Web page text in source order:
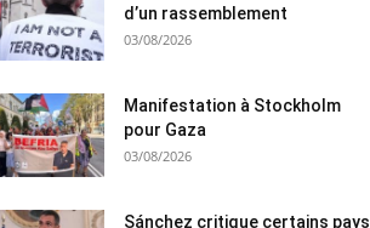
d’un rassemblement
03/08/2026
Manifestation à Stockholm
pour Gaza
03/08/2026
Sánchez critique certains pays